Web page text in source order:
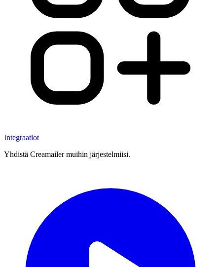
Integraatiot
Yhdistä Creamailer muihin järjestelmiisi.